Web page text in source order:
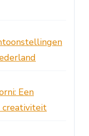
Een
creativiteit